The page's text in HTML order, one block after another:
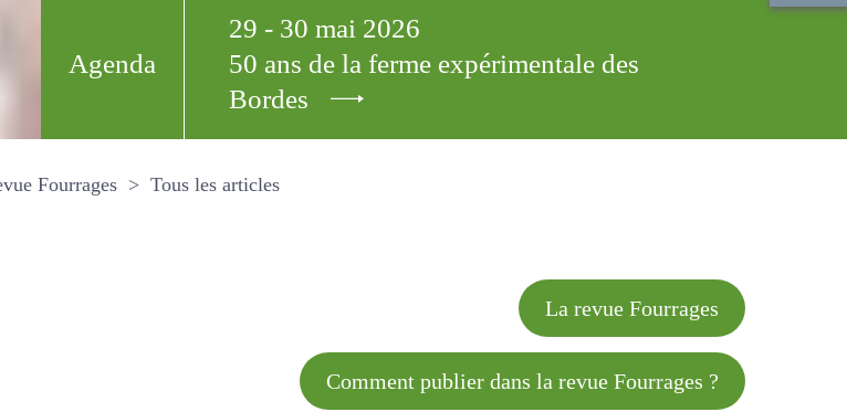
Agenda
29 - 30 mai 2026
50 ans de la ferme expérimentale des
Bordes
La revue Fourrages Tous les articles
La revue Fourrages
Comment publier dans la revue Fourrages ?